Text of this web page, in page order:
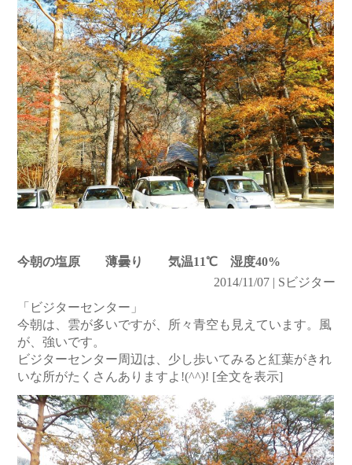
今朝の塩原 薄曇り 気温11℃ 湿度40%
2014/11/07 | Sビジター
「ビジターセンター」
今朝は、雲が多いですが、所々青空も見えています。風
が、強いです。
ビジターセンター周辺は、少し歩いてみると紅葉がきれ
いな所がたくさんありますよ!(^^)! [全文を表示]